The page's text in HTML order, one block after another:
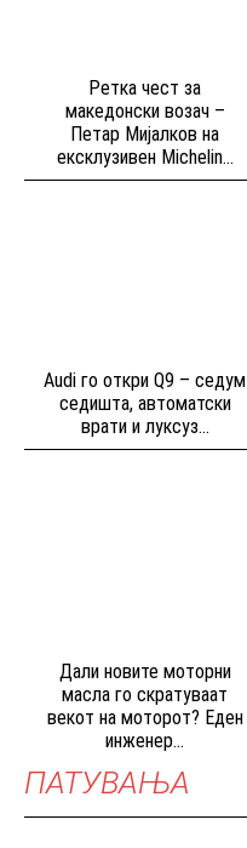
Ретка чест за
македонски возач –
Петар Мијалков на
ексклузивен Michelin...
Audi го откри Q9 – седум
седишта, автоматски
врати и луксуз...
Дали новите моторни
масла го скратуваат
векот на моторот? Еден
инженер...
ПАТУВАЊА